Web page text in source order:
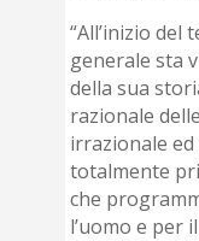
“All’inizio del
generale sta
della sua
razionale
irrazionale ed
totalmente
che
l’uomo e per